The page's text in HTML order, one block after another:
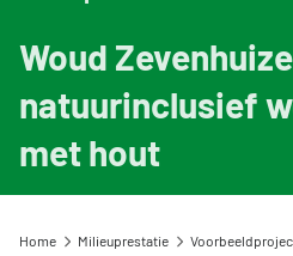
Gebruik van NMD-data
Uitgelicht CAT1
DigiGO
Informatie voor producenten
Vergoedingsregeling Witte
Milieu-impact categorieën
Toetsing van de milieudata
Vind een erkende LCA-
Veelgestelde vragen NMD
Contact
Ons team
Organisatie
Stel een vraag
Geef uw feedback
Downloads
Woud
natuurinclusief
met hout
Home Milieuprestatie